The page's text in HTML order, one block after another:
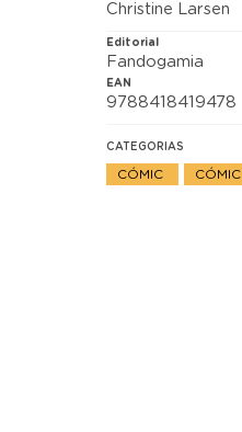
Christine Larsen
Editorial
Fandogamia
EAN
9788418419478
CATEGORIAS
CÓMIC